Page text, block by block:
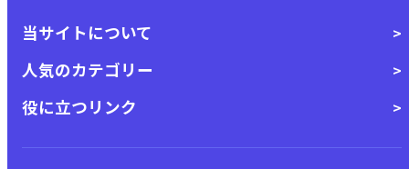
当サイトについて
人気のカテゴリー
役に立つリンク